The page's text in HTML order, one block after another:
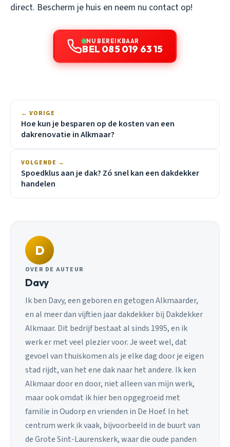
direct. Bescherm je huis en neem nu contact op!
NU BEREIKBAAR
BEL 085 019 63 15
← VORIGE
Hoe kun je besparen op de kosten van een
dakrenovatie in Alkmaar?
VOLGENDE →
Spoedklus aan je dak? Zó snel kan een dakdekker
handelen
D
OVER DE AUTEUR
Davy
Ik ben Davy, een geboren en getogen Alkmaarder,
en al meer dan vijftien jaar dakdekker bij Dakdekker
Alkmaar. Dit bedrijf bestaat al sinds 1995, en ik
werk er met veel plezier voor. Je weet wel, dat
gevoel van thuiskomen als je elke dag door je eigen
stad rijdt, van het ene dak naar het andere. Ik ken
Alkmaar door en door, niet alleen van mijn werk,
maar ook omdat ik hier ben opgegroeid met
familie in Oudorp en vrienden in De Hoef. In het
centrum werk ik vaak, bijvoorbeeld in de buurt van
de Grote Sint-Laurenskerk, waar die oude panden